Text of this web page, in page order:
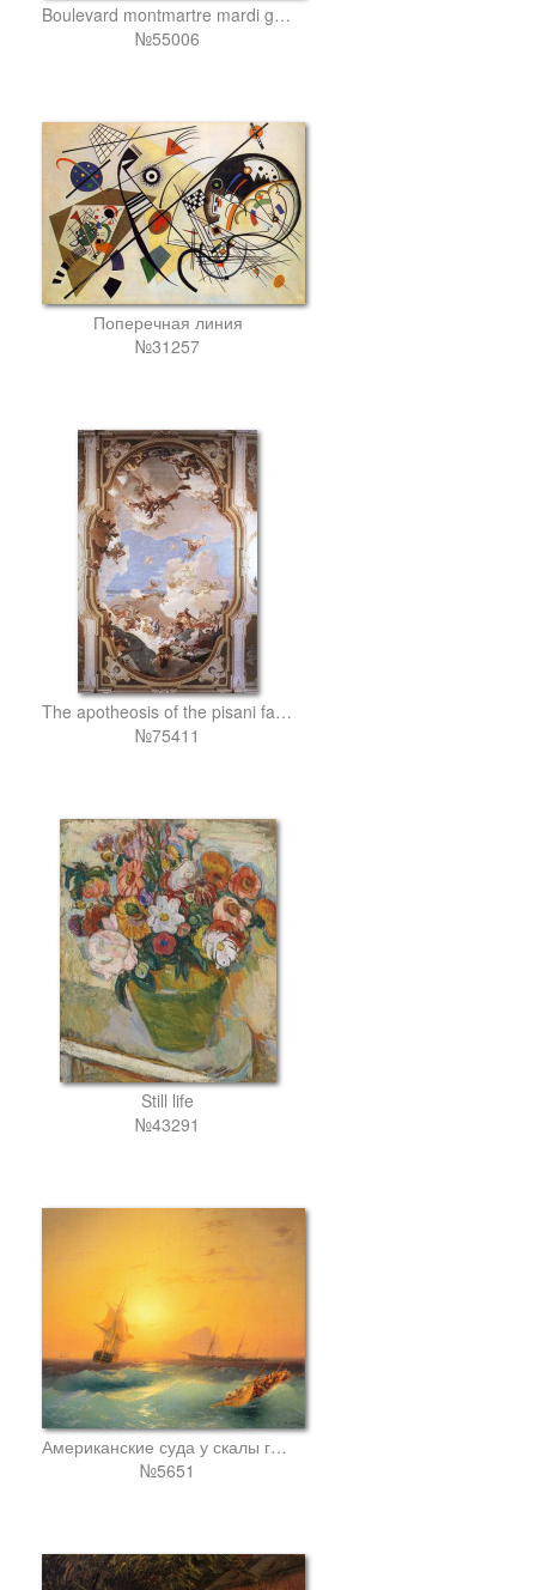
Boulevard montmartre mardi gras
№55006
Поперечная линия
№31257
The apotheosis of the pisani family
№75411
Still life
№43291
Американские суда у скалы гибралтара
№5651